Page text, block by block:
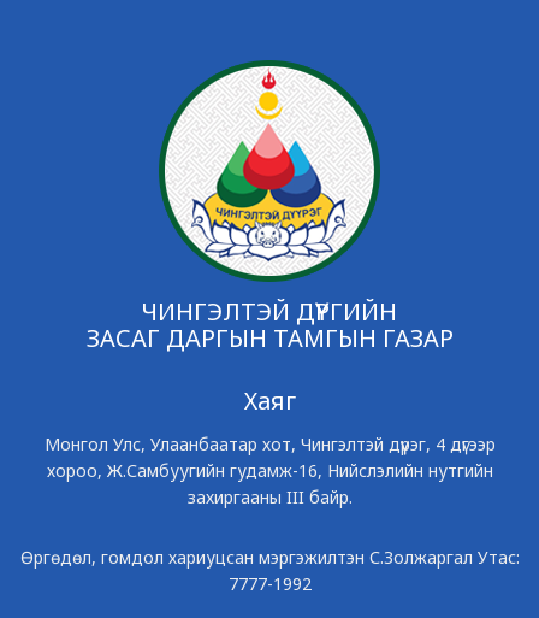
ЧИНГЭЛТЭЙ ДҮҮРГИЙН
ЗАСАГ ДАРГЫН ТАМГЫН ГАЗАР
Хаяг
Монгол Улс, Улаанбаатар хот, Чингэлтэй дүүрэг, 4 дүгээр
хороо, Ж.Самбуугийн гудамж-16, Нийслэлийн нутгийн
захиргааны III байр.
Өргөдөл, гомдол хариуцсан мэргэжилтэн С.Золжаргал Утас:
7777-1992